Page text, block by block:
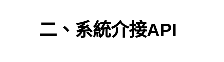
二、系統介接API